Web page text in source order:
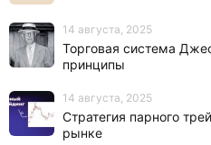
14 августа, 2025
Торговая система
принципы
14 августа, 2025
Стратегия парного
рынке